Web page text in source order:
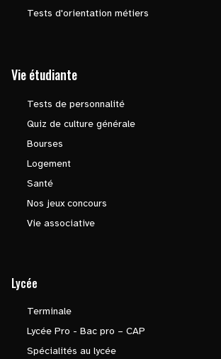
Tests d'orientation métiers
Vie étudiante
Tests de personnalité
Quiz de culture générale
Bourses
Logement
Santé
Nos jeux concours
Vie associative
Lycée
Terminale
Lycée Pro - Bac pro – CAP
Spécialités au lycée